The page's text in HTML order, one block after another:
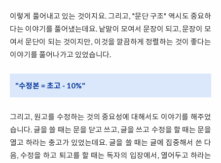
이렇게 풀어내고 있는 것이지요. 그리고, "문단 구조" 역시도 중요하
다는 이야기를 풀어냈는데요. 낱말이 모여서 문장이 되고, 문장이 모
여서 문단이 되는 것이지만, 이것을 깔끔하게 정렬하는 것이 좋다는
이야기를 풀어나가고 있었습니다.
"수정본 = 초고 - 10%"
그리고, 원고를 수정하는 것의 중요성에 대해서도 이야기를 해주었
습니다. 글을 쓸 때는 문을 닫고 쓰고, 글을 쓰고 수정을 할 때는 문을
열고 하라는 충고가 있었는데요. 글을 쓸 때는 글에 집중해서 쓴 다
음, 수정을 하고 퇴고를 할 때는 독자의 입장에서, 열어두고 하라는